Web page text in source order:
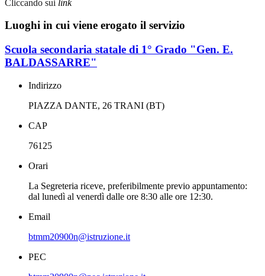
Cliccando sui link
Luoghi in cui viene erogato il servizio
Scuola secondaria statale di 1° Grado "Gen. E.
BALDASSARRE"
Indirizzo
PIAZZA DANTE, 26 TRANI (BT)
CAP
76125
Orari
La Segreteria riceve, preferibilmente previo appuntamento:
dal lunedì al venerdì dalle ore 8:30 alle ore 12:30.
Email
btmm20900n@istruzione.it
PEC